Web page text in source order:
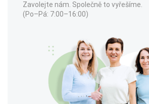
Zavolejte nám. Společně to vyřešíme.
(Po–Pá: 7:00–16:00)